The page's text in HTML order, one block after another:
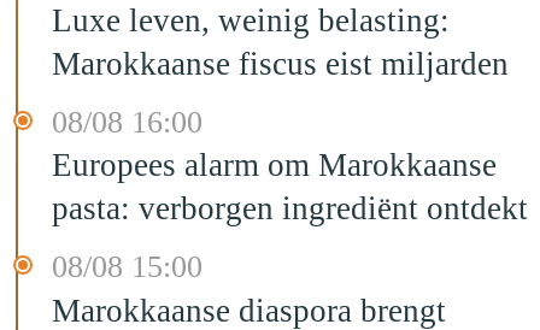
Luxe leven, weinig belasting:
Marokkaanse fiscus eist miljarden
08/08 16:00
Europees alarm om Marokkaanse
pasta: verborgen ingrediënt ontdekt
08/08 15:00
Marokkaanse diaspora brengt